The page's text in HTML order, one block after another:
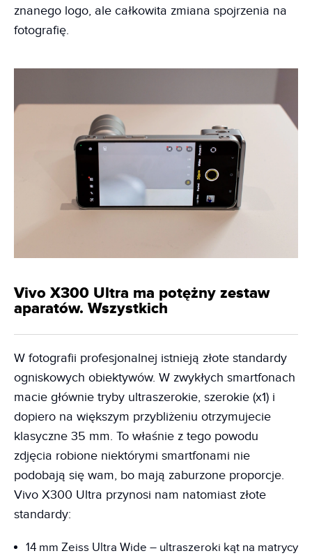
znanego logo, ale całkowita zmiana spojrzenia na
fotografię.
Vivo X300 Ultra ma potężny zestaw
aparatów. Wszystkich
W fotografii profesjonalnej istnieją złote standardy
ogniskowych obiektywów. W zwykłych smartfonach
macie głównie tryby ultraszerokie, szerokie (x1) i
dopiero na większym przybliżeniu otrzymujecie
klasyczne 35 mm. To właśnie z tego powodu
zdjęcia robione niektórymi smartfonami nie
podobają się wam, bo mają zaburzone proporcje.
Vivo X300 Ultra przynosi nam natomiast złote
standardy:
14 mm Zeiss Ultra Wide – ultraszeroki kąt na matrycy